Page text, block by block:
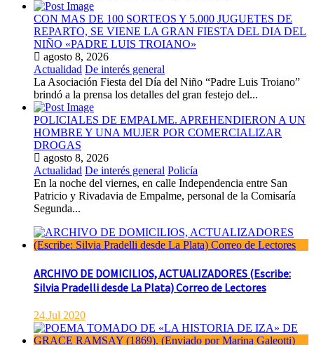
CON MAS DE 100 SORTEOS Y 5.000 JUGUETES DE
REPARTO, SE VIENE LA GRAN FIESTA DEL DIA DEL
NIÑO «PADRE LUIS TROIANO»
agosto 8, 2026
Actualidad De interés general
La Asociación Fiesta del Día del Niño “Padre Luis Troiano”
brindó a la prensa los detalles del gran festejo del...
POLICIALES DE EMPALME. APREHENDIERON A UN
HOMBRE Y UNA MUJER POR COMERCIALIZAR
DROGAS
agosto 8, 2026
Actualidad De interés general Policía
En la noche del viernes, en calle Independencia entre San
Patricio y Rivadavia de Empalme, personal de la Comisaría
Segunda...
ARCHIVO DE DOMICILIOS, ACTUALIZADORES (Escribe:
Silvia Pradelli desde La Plata) Correo de Lectores
24.Jul 2020